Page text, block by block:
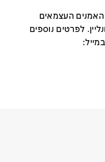
העצמאים
. לפרטים נוספים
: